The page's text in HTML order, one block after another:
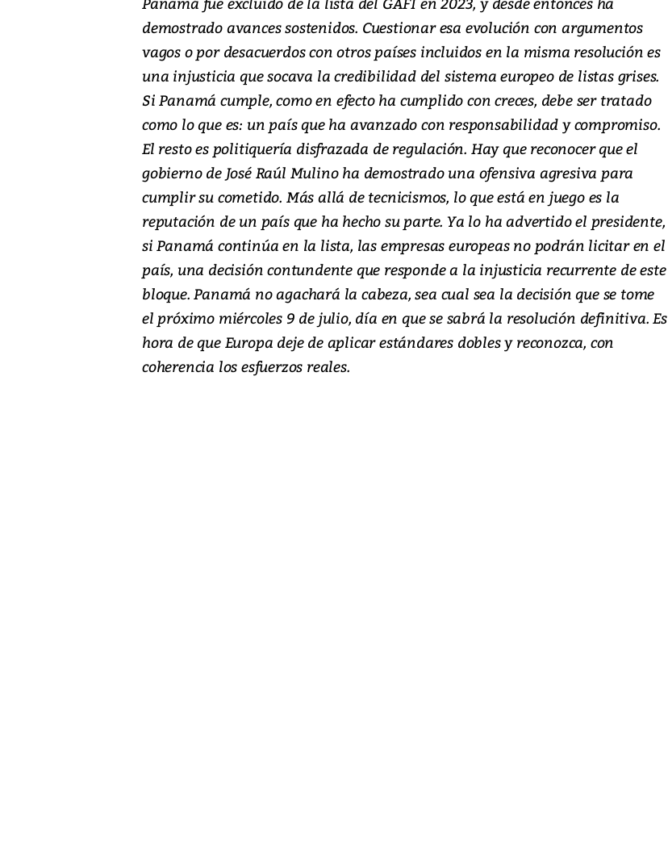
demostrado avances sostenidos. Cuestionar esa evolución con argumentos
vagos o por desacuerdos con otros países incluidos en la misma resolución es
una injusticia que socava la credibilidad del sistema europeo de listas grises.
Si Panamá cumple, como en efecto ha cumplido con creces, debe ser tratado
como lo que es: un país que ha avanzado con responsabilidad y compromiso.
El resto es politiquería disfrazada de regulación. Hay que reconocer que el
gobierno de José Raúl Mulino ha demostrado una ofensiva agresiva para
cumplir su cometido. Más allá de tecnicismos, lo que está en juego es la
reputación de un país que ha hecho su parte. Ya lo ha advertido el presidente,
si Panamá continúa en la lista, las empresas europeas no podrán licitar en el
país, una decisión contundente que responde a la injusticia recurrente de este
bloque. Panamá no agachará la cabeza, sea cual sea la decisión que se tome
el próximo miércoles 9 de julio, día en que se sabrá la resolución definitiva. Es
hora de que Europa deje de aplicar estándares dobles y reconozca, con
coherencia los esfuerzos reales.